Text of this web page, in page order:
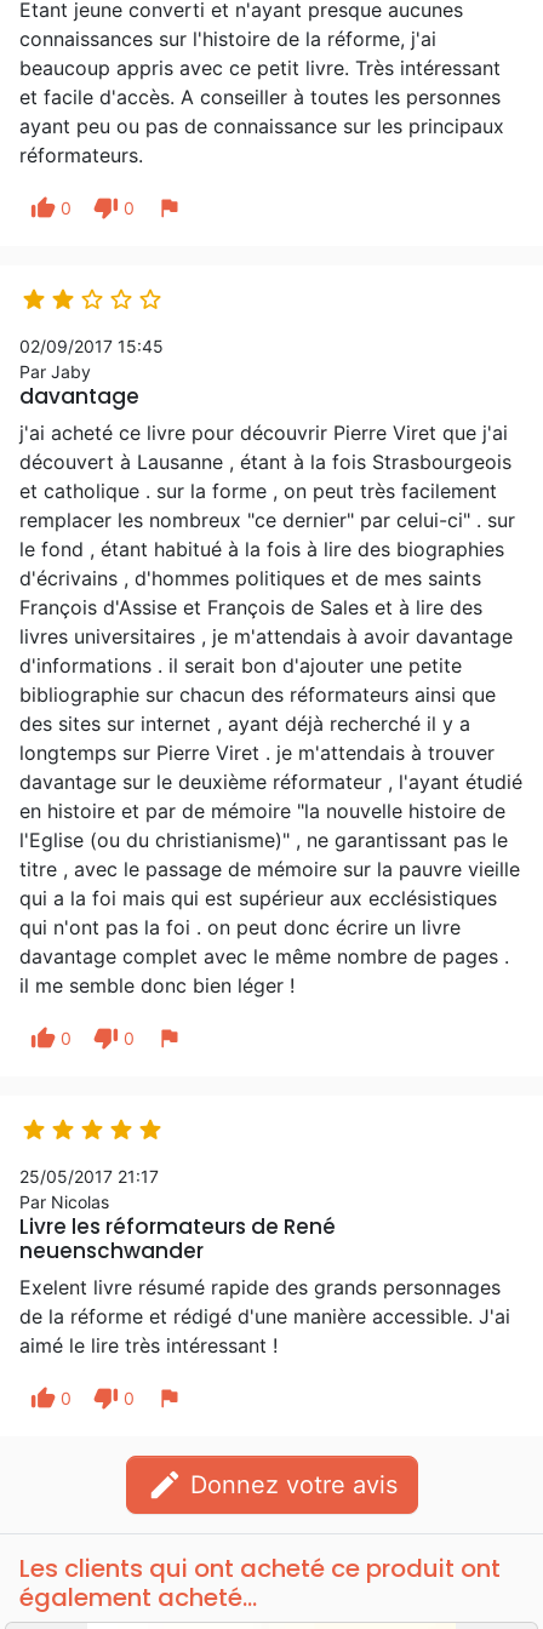
Etant jeune converti et n'ayant presque aucunes
connaissances sur l'histoire de la réforme, j'ai
beaucoup appris avec ce petit livre. Très intéressant
et facile d'accès. A conseiller à toutes les personnes
ayant peu ou pas de connaissance sur les principaux
réformateurs.
thumb_up 0 thumb_down 0 flag
    
02/09/2017 15:45
Par Jaby
davantage
j'ai acheté ce livre pour découvrir Pierre Viret que j'ai
découvert à Lausanne , étant à la fois Strasbourgeois
et catholique . sur la forme , on peut très facilement
remplacer les nombreux "ce dernier" par celui-ci" . sur
le fond , étant habitué à la fois à lire des biographies
d'écrivains , d'hommes politiques et de mes saints
François d'Assise et François de Sales et à lire des
livres universitaires , je m'attendais à avoir davantage
d'informations . il serait bon d'ajouter une petite
bibliographie sur chacun des réformateurs ainsi que
des sites sur internet , ayant déjà recherché il y a
longtemps sur Pierre Viret . je m'attendais à trouver
davantage sur le deuxième réformateur , l'ayant étudié
en histoire et par de mémoire "la nouvelle histoire de
l'Eglise (ou du christianisme)" , ne garantissant pas le
titre , avec le passage de mémoire sur la pauvre vieille
qui a la foi mais qui est supérieur aux ecclésistiques
qui n'ont pas la foi . on peut donc écrire un livre
davantage complet avec le même nombre de pages .
il me semble donc bien léger !
thumb_up 0 thumb_down 0 flag
    
25/05/2017 21:17
Par Nicolas
Livre les réformateurs de René
neuenschwander
Exelent livre résumé rapide des grands personnages
de la réforme et rédigé d'une manière accessible. J'ai
aimé le lire très intéressant !
thumb_up 0 thumb_down 0 flag
edit Donnez votre avis
Les clients qui ont acheté ce produit ont
également acheté...